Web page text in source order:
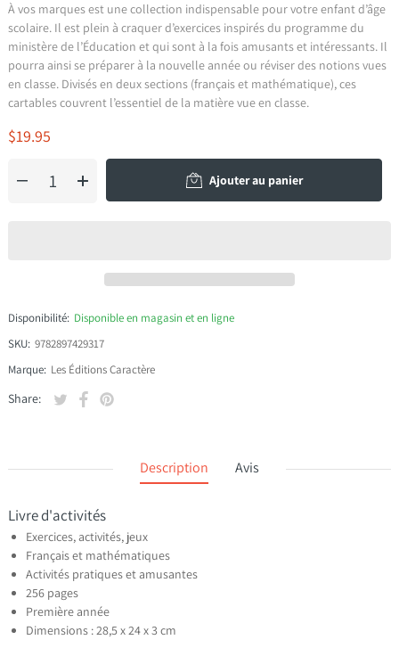
À vos marques est une collection indispensable pour votre enfant d’âge
scolaire. Il est plein à craquer d’exercices inspirés du programme du
ministère de l’Éducation et qui sont à la fois amusants et intéressants. Il
pourra ainsi se préparer à la nouvelle année ou réviser des notions vues
en classe. Divisés en deux sections (français et mathématique), ces
cartables couvrent l’essentiel de la matière vue en classe.
$19.95
Ajouter au panier
Disponibilité: Disponible en magasin et en ligne
SKU: 9782897429317
Marque: Les Éditions Caractère
Share: Tweeter sur Twitter
S'ouvre dans une nouvelle fenêtre.
Partager sur Facebook
S'ouvre dans une nouvelle fenêtre.
Épingler sur Pinterest
S'ouvre dans une nouvelle fenêtre.
Description Avis
Livre d'activités
Exercices, activités, jeux
Français et mathématiques
Activités pratiques et amusantes
256 pages
Première année
Dimensions : 28,5 x 24 x 3 cm